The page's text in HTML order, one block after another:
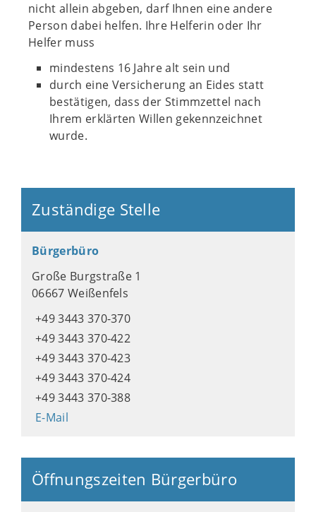
nicht allein abgeben, darf Ihnen eine andere
Person dabei helfen. Ihre Helferin oder Ihr
Helfer muss
mindestens 16 Jahre alt sein und
durch eine Versicherung an Eides statt
bestätigen, dass der Stimmzettel nach
Ihrem erklärten Willen gekennzeichnet
wurde.
Zuständige Stelle
Bürgerbüro
Große Burgstraße 1
06667 Weißenfels
+49 3443 370-370
+49 3443 370-422
+49 3443 370-423
+49 3443 370-424
+49 3443 370-388
E-Mail
Öffnungszeiten Bürgerbüro